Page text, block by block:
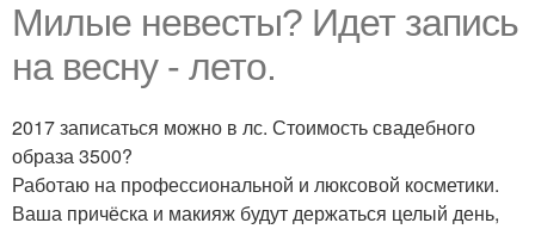
Милые невесты? Идет запись
на весну - лето.
2017 записаться можно в лс. Стоимость свадебного
образа 3500?
Работаю на профессиональной и люксовой косметики.
Ваша причёска и макияж будут держаться целый день,